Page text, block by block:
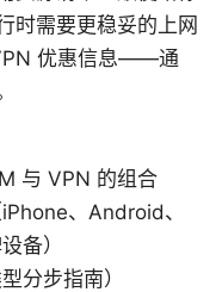
时需要更稳妥的上网
优惠信息——通
与 VPN 的组合
、Android、
备）
分步指南）